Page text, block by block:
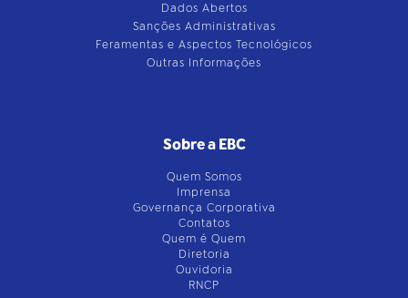
Dados Abertos
Sanções Administrativas
Feramentas e Aspectos Tecnológicos
Outras Informações
Sobre a EBC
Quem Somos
Imprensa
Governança Corporativa
Contatos
Quem é Quem
Diretoria
Ouvidoria
RNCP